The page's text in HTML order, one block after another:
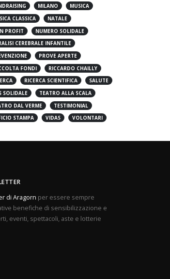
leggi di più
PROGETTO ARCA ONLUS
MILANO
MUSICA
CLASSICA
NATALE
PROFIT
NUMERO SOLIDALE
CEREBRALE INFANTILE
PROVE APERTE
FONDI
RICCARDO CHAILLY
RICERCA SCIENTIFICA
SALUTE
SOLIDALE
TEATRO ALLA SCALA
DAL VERME
TESTIMONIAL
di Aragornper essere sempre
benefiche di sensibilizzazione e